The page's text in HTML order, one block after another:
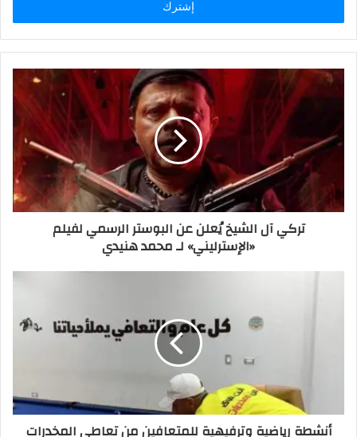
تركي آل الشيخ يُعلن عن البوستر الرسمي لفيلم
«الإسترليني» لـ محمد هنيدي
أنشطة رياضية وترفيهية للمتعافين من تعاطى المخدرات